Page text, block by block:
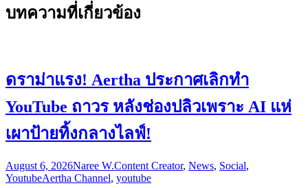
บทความที่เกี่ยวข้อง
ดราม่าแรง! Aertha ประกาศเลิกทำ
YouTube ถาวร หลังช่องปลิวเพราะ AI แห่
เผาป้ายทิ้งกลางไลฟ์!
August 6, 2026Naree W.Content Creator, News, Social,
YoutubeAertha Channel, youtube